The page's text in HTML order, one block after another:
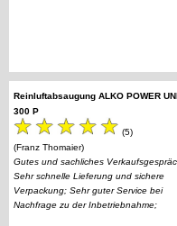
Reinluftabsaugung ALKO POWER
300 P
(5)
(Franz Thomaier)
Gutes und sachliches
Sehr schnelle Lieferung und sichere
Verpackung; Sehr guter Service bei
Nachfrage zu der Inbetriebnahme;